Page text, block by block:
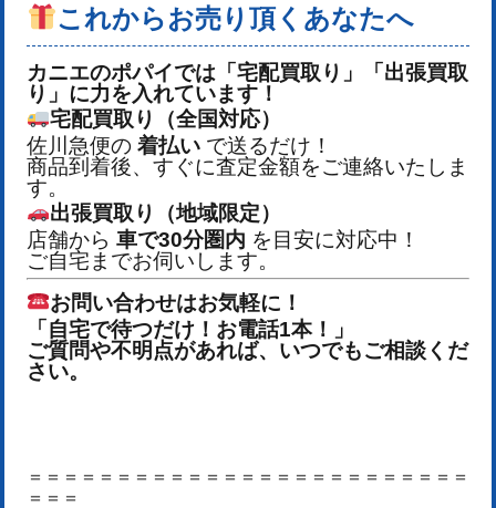
これからお売り頂くあなたへ
カニエのポパイでは「宅配買取り」「出張買取
り」に力を入れています！
宅配買取り（全国対応）
佐川急便の 着払い で送るだけ！
商品到着後、すぐに査定金額をご連絡いたしま
す。
出張買取り（地域限定）
店舗から 車で30分圏内 を目安に対応中！
ご自宅までお伺いします。
お問い合わせはお気軽に！
「自宅で待つだけ！お電話1本！」
ご質問や不明点があれば、いつでもご相談くだ
さい。
＝＝＝＝＝＝＝＝＝＝＝＝＝＝＝＝＝＝＝＝＝＝＝＝＝
＝＝＝